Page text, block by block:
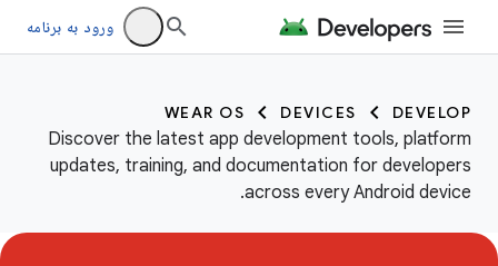
ورود به برنامه
DEVELOP
DEVICES
WEAR OS
Discover the latest app development tools, platform
updates, training, and documentation for developers
across every Android device.